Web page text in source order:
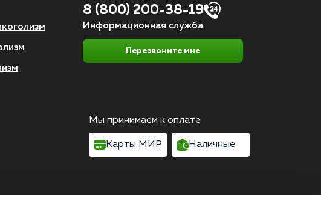
8 (800) 200-38-19
Информационная служба
Перезвоните мне
Мы принимаем к оплате
Карты МИР Наличные